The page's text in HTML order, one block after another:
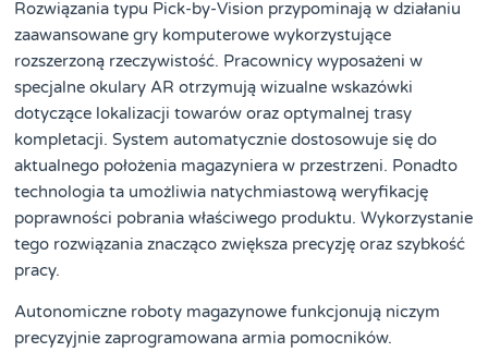
Rozwiązania typu Pick-by-Vision przypominają w działaniu
zaawansowane gry komputerowe wykorzystujące
rozszerzoną rzeczywistość. Pracownicy wyposażeni w
specjalne okulary AR otrzymują wizualne wskazówki
dotyczące lokalizacji towarów oraz optymalnej trasy
kompletacji. System automatycznie dostosowuje się do
aktualnego położenia magazyniera w przestrzeni. Ponadto
technologia ta umożliwia natychmiastową weryfikację
poprawności pobrania właściwego produktu. Wykorzystanie
tego rozwiązania znacząco zwiększa precyzję oraz szybkość
pracy.
Autonomiczne roboty magazynowe funkcjonują niczym
precyzyjnie zaprogramowana armia pomocników.